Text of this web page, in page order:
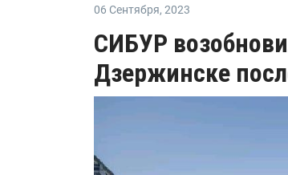
06 Сентября, 2023
СИБУР
Дзержинске